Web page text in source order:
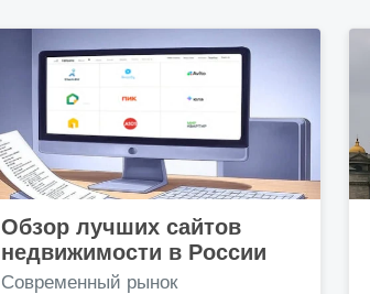
Обзор лучших сайтов
недвижимости в России
Современный рынок